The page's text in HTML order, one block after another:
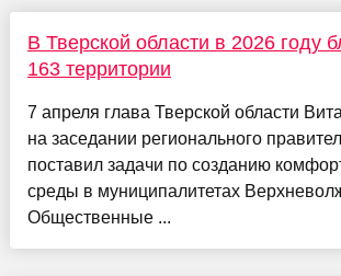
В Тверской области в 2026 году
163 территории
7 апреля глава Тверской области
на заседании регионального
поставил задачи по созданию
среды в муниципалитетах
Общественные ...